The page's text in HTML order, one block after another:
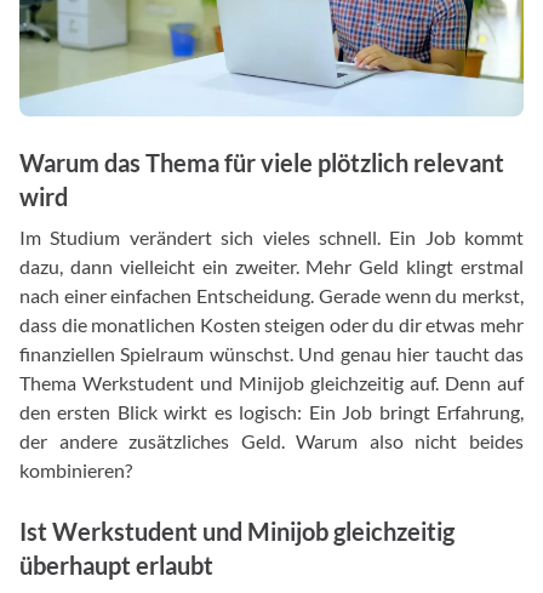
Warum das Thema für viele plötzlich relevant
wird
Im Studium verändert sich vieles schnell. Ein Job kommt
dazu, dann vielleicht ein zweiter. Mehr Geld klingt erstmal
nach einer einfachen Entscheidung. Gerade wenn du merkst,
dass die monatlichen Kosten steigen oder du dir etwas mehr
finanziellen Spielraum wünschst. Und genau hier taucht das
Thema Werkstudent und Minijob gleichzeitig auf. Denn auf
den ersten Blick wirkt es logisch: Ein Job bringt Erfahrung,
der andere zusätzliches Geld. Warum also nicht beides
kombinieren?
Ist Werkstudent und Minijob gleichzeitig
überhaupt erlaubt